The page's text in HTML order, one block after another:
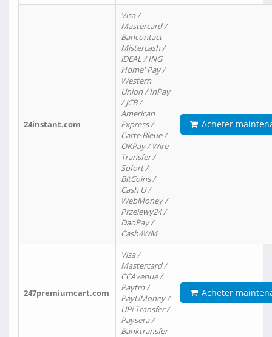
24instant.com
Visa /
Mastercard /
Bancontact
Mistercash /
iDEAL / ING
Home' Pay /
Western
Union / InPay
/ JCB /
American
Express /
Carte Bleue /
OKPay / Wire
Transfer /
Sofort /
BitCoins /
Cash U /
WebMoney /
Przelewy24 /
DaoPay /
Cash4WM
Acheter
247premiumcart.com
Visa /
Mastercard /
CCAvenue /
Paytm /
PayUMoney /
UPi Transfer /
Paysera /
Banktransfer
Acheter